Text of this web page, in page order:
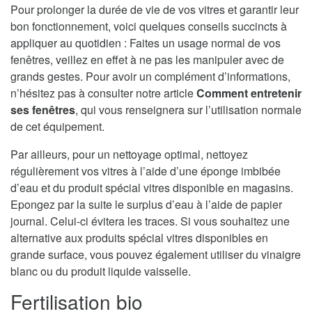
Pour prolonger la durée de vie de vos vitres et garantir leur
bon fonctionnement, voici quelques conseils succincts à
appliquer au quotidien : Faites un usage normal de vos
fenêtres, veillez en effet à ne pas les manipuler avec de
grands gestes. Pour avoir un complément d’informations,
n’hésitez pas à consulter notre articleComment entretenir
ses fenêtres, qui vous renseignera sur l’utilisation normale
de cet équipement.
Par ailleurs, pour un nettoyage optimal, nettoyez
régulièrement vos vitres à l’aide d’une éponge imbibée
d’eau et du produit spécial vitres disponible en magasins.
Epongez par la suite le surplus d’eau à l’aide de papier
journal. Celui-ci évitera les traces. Si vous souhaitez une
alternative aux produits spécial vitres disponibles en
grande surface, vous pouvez également utiliser du vinaigre
blanc ou du produit liquide vaisselle.
Fertilisation bio